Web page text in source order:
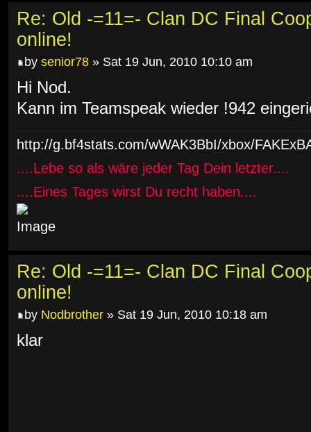
Re: Old -=11=- Clan DC Final
online!
by senior78 » Sat 19 Jun, 2010 10:10 am
Hi Nod.
Kann im Teamspeak wieder !942
http://g.bf4stats.com/wWAK3BbI/xbox/
....Lebe so als wäre jeder Tag Dein letzter....
....Eines Tages wirst Du recht haben....
Re: Old -=11=- Clan DC Final
online!
by Nodbrother » Sat 19 Jun, 2010 10:18 am
klar